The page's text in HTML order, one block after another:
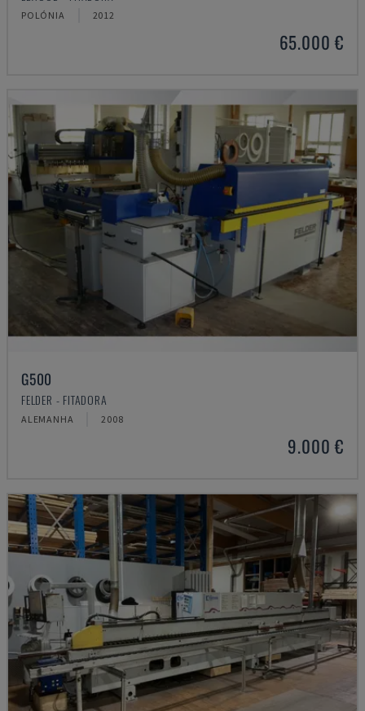
POLÓNIA 2012
65.000 €
G500
FELDER - FITADORA
ALEMANHA 2008
9.000 €